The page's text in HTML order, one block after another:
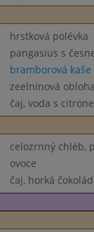
hrstková polévka
pangasius s
bramborová kaše
zeelninová
čaj, voda s
celozrnný chléb,
ovoce
čaj, horká